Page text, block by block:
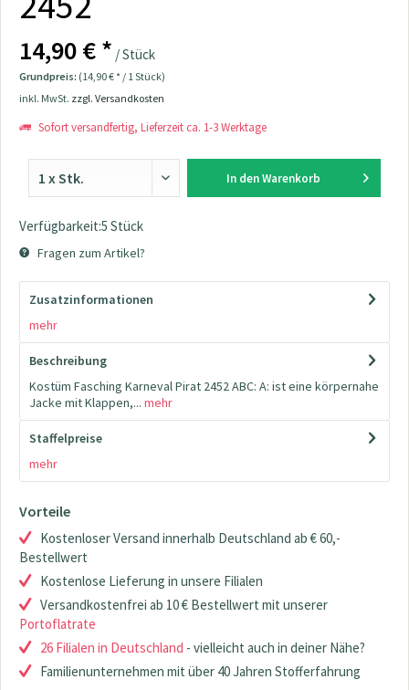
14,90 € * / Stück
Grundpreis: (14,90 € * / 1 Stück)
inkl. MwSt. zzgl. Versandkosten
Sofort versandfertig, Lieferzeit ca. 1-3 Werktage
In den Warenkorb
Verfügbarkeit:5 Stück
Fragen zum Artikel?
Zusatzinformationen
mehr
Beschreibung
Kostüm Fasching Karneval Pirat 2452 ABC: A: ist eine körpernahe
Jacke mit Klappen,... mehr
Staffelpreise
mehr
Vorteile
Kostenloser Versand innerhalb Deutschland ab € 60,-
Bestellwert
Kostenlose Lieferung in unsere Filialen
Versandkostenfrei ab 10 € Bestellwert mit unserer
Portoflatrate
26 Filialen in Deutschland - vielleicht auch in deiner Nähe?
Familienunternehmen mit über 40 Jahren Stofferfahrung